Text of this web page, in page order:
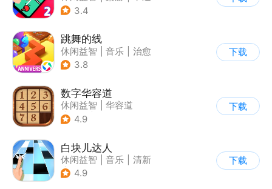
3.4
跳舞的线
休闲益智 音乐
治愈
3.8
下载
数字华容道
休闲益智
华容道
| 烧脑
4.9
下载
白块儿达人
休闲益智 音乐
清新
| 多比特
4.9
下载